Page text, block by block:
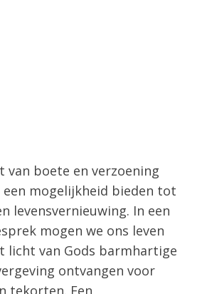
van boete en verzoening
een mogelijkheid bieden tot
levensvernieuwing. In een
mogen we ons leven
licht van Gods barmhartige
ontvangen voor
tekorten. Een